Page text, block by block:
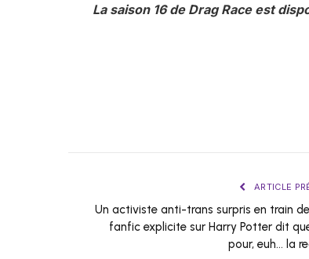
La saison 16 de Drag Race est
ARTICLE
Un activiste anti-trans surpris en train
fanfic explicite sur Harry Potter dit
pour, euh… la